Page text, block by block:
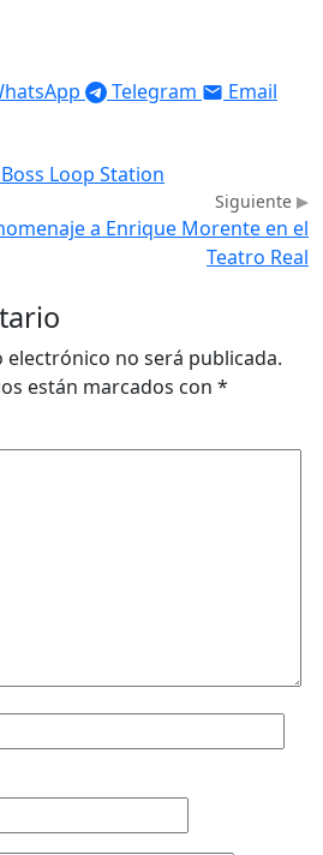
Telegram Email
Loop Station
Siguiente
a Enrique Morente en el
Teatro Real
no será publicada.
están marcados con *